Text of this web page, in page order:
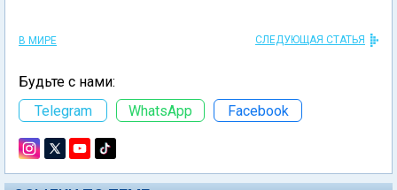
В МИРЕ СЛЕДУЮЩАЯ СТАТЬЯ
Будьте с нами:
Telegram
WhatsApp Facebook